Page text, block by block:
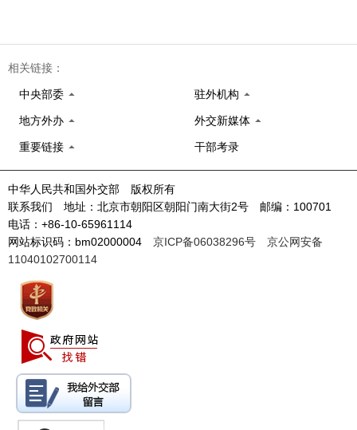
相关链接：
中央部委 驻外机构
地方外办 外交新媒体
重要链接 干部考录
中华人民共和国外交部 版权所有
联系我们 地址：北京市朝阳区朝阳门南大街2号 邮编：100701
电话：+86-10-65961114
网站标识码：bm02000004 京ICP备06038296号
京公网安备
11040102700114